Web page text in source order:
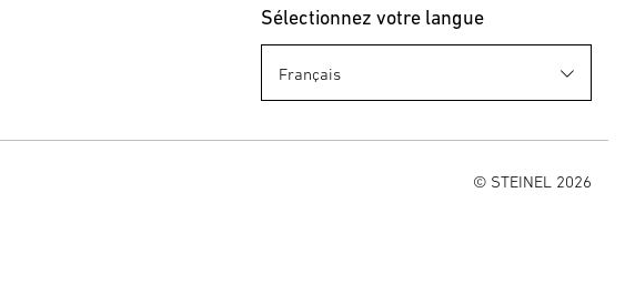
Sélectionnez votre langue
© STEINEL 2026